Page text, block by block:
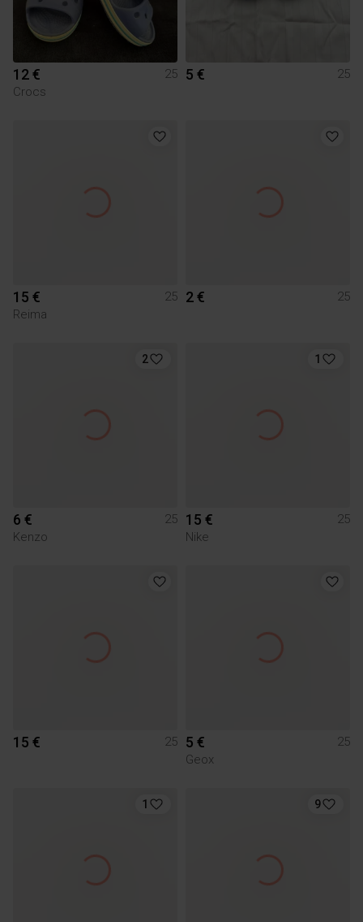
12 €
25
Crocs
5 € 25
15 €
25
Reima
2 € 25
2
6 €
25
Kenzo
1
15 €
25
Nike
15 € 25 5 €
25
Geox
1 9